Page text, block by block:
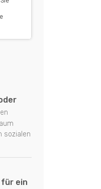
sozialen
für ein